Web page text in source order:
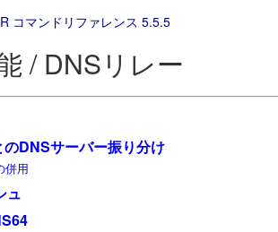
コマンドリファレンス 5.5.5
/ DNSリレー
のDNSサーバー振り分け
併用
ュ